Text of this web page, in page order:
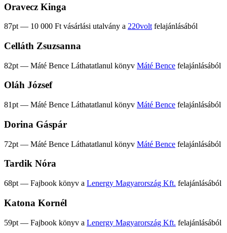
Oravecz Kinga
87pt — 10 000 Ft vásárlási utalvány a 220volt felajánlásából
Celláth Zsuzsanna
82pt — Máté Bence Láthatatlanul könyv Máté Bence felajánlásából
Oláh József
81pt — Máté Bence Láthatatlanul könyv Máté Bence felajánlásából
Dorina Gáspár
72pt — Máté Bence Láthatatlanul könyv Máté Bence felajánlásából
Tardik Nóra
68pt — Fajbook könyv a Lenergy Magyarország Kft. felajánlásából
Katona Kornél
59pt — Fajbook könyv a Lenergy Magyarország Kft. felajánlásából